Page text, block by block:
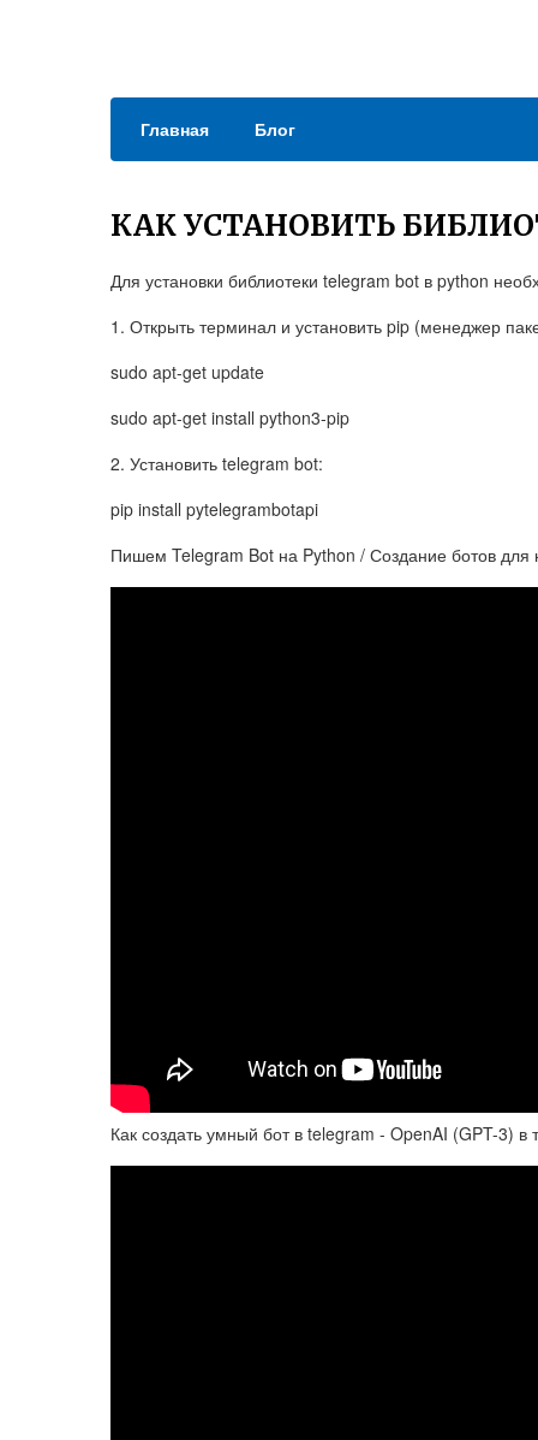
Главная Блог
КАК УСТАНОВИТЬ
Для установки библиотеки telegram bot в python
1. Открыть терминал и установить pip (менеджер
sudo apt-get update
sudo apt-get install python3-pip
2. Установить telegram bot:
pip install pytelegrambotapi
Пишем Telegram Bot на Python / Создание ботов
Как создать умный бот в telegram - OpenAI (GPT-3) в